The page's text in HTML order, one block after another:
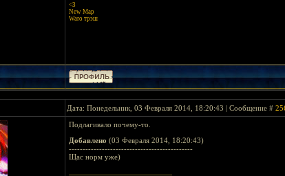
<3
New Map
Waro трэш
Дата: Понедельник, 03 Февраля 2014, 18:20:43 | Сообщение #
Подлагивало почему-то.
Добавлено (03 Февраля 2014, 18:20:43)
---------------------------------------------
Щас норм уже)